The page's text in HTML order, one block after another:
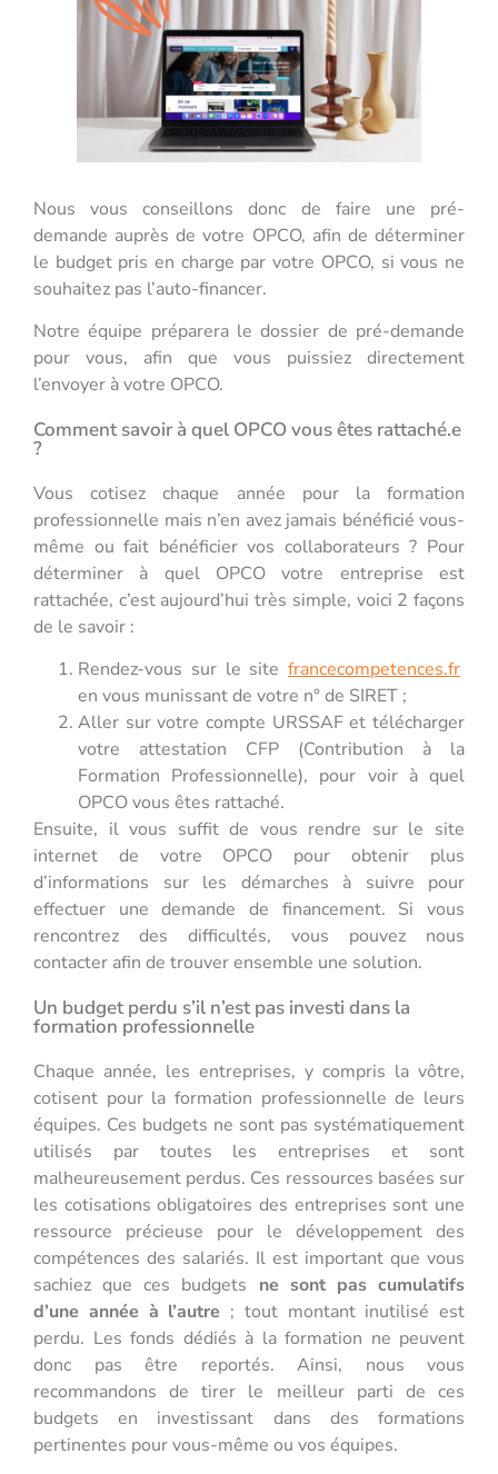
Nous vous conseillons donc de faire une pré-
demande auprès de votre OPCO, afin de déterminer
le budget pris en charge par votre OPCO, si vous ne
souhaitez pas l’auto-financer.
Notre équipe préparera le dossier de pré-demande
pour vous, afin que vous puissiez directement
l’envoyer à votre OPCO.
Comment savoir à quel OPCO vous êtes rattaché.e
?
Vous cotisez chaque année pour la formation
professionnelle mais n’en avez jamais bénéficié vous-
même ou fait bénéficier vos collaborateurs ? Pour
déterminer à quel OPCO votre entreprise est
rattachée, c’est aujourd’hui très simple, voici 2 façons
de le savoir :
Rendez-vous sur le site francecompetences.fr
en vous munissant de votre n° de SIRET ;
Aller sur votre compte URSSAF et télécharger
votre attestation CFP (Contribution à la
Formation Professionnelle), pour voir à quel
OPCO vous êtes rattaché.
Ensuite, il vous suffit de vous rendre sur le site
internet de votre OPCO pour obtenir plus
d’informations sur les démarches à suivre pour
effectuer une demande de financement. Si vous
rencontrez des difficultés, vous pouvez nous
contacter afin de trouver ensemble une solution.
Un budget perdu s’il n’est pas investi dans la
formation professionnelle
Chaque année, les entreprises, y compris la vôtre,
cotisent pour la formation professionnelle de leurs
équipes. Ces budgets ne sont pas systématiquement
utilisés par toutes les entreprises et sont
malheureusement perdus. Ces ressources basées sur
les cotisations obligatoires des entreprises sont une
ressource précieuse pour le développement des
compétences des salariés. Il est important que vous
sachiez que ces budgets ne sont pas cumulatifs
d’une année à l’autre ; tout montant inutilisé est
perdu. Les fonds dédiés à la formation ne peuvent
donc pas être reportés. Ainsi, nous vous
recommandons de tirer le meilleur parti de ces
budgets en investissant dans des formations
pertinentes pour vous-même ou vos équipes.